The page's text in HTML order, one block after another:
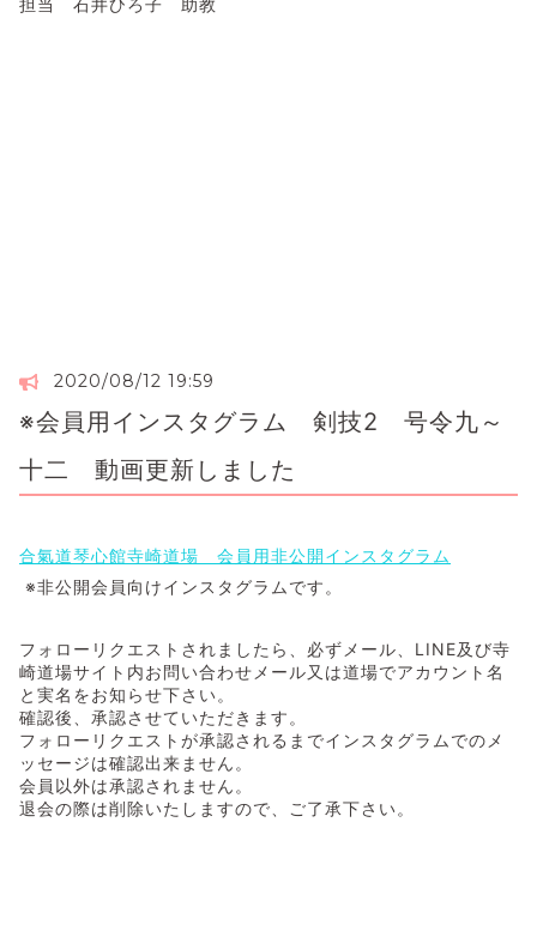
2020/08/12 19:59
※会員用インスタグラム 剣技2 号令九～
十二 動画更新しました
合氣道琴心館寺崎道場 会員用非公開インスタグラム
※非公開会員向けインスタグラムです。
フォローリクエストされましたら、必ずメール、LINE及び寺
崎道場サイト内お問い合わせメール又は道場でアカウント名
と実名をお知らせ下さい。
確認後、承認させていただきます。
フォローリクエストが承認されるまでインスタグラムでのメ
ッセージは確認出来ません。
会員以外は承認されません。
退会の際は削除いたしますので、ご了承下さい。